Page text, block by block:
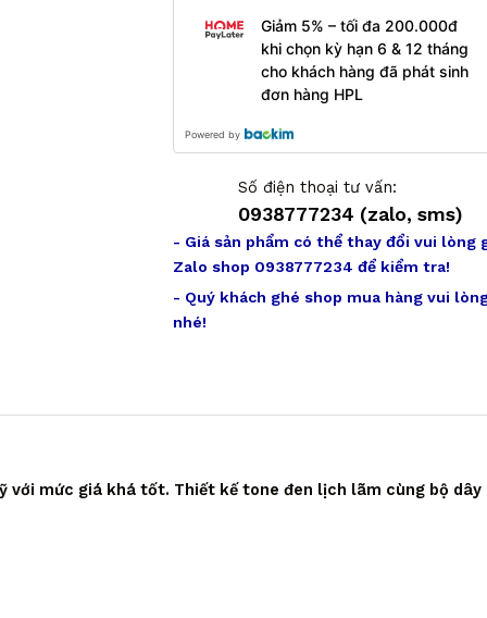
Giảm 5% – tối đa 200.000đ
khi chọn kỳ hạn 6 & 12 tháng
cho khách hàng đã phát sinh
đơn hàng HPL
Powered by
Số điện thoại tư vấn:
0938777234 (zalo, sms)
- Giá sản phẩm có thể thay đổi vui lòng
Zalo shop 0938777234 để kiểm tra!
- Quý khách ghé shop mua hàng vui
nhé!
với mức giá khá tốt. Thiết kế tone đen lịch lãm cùng bộ dây